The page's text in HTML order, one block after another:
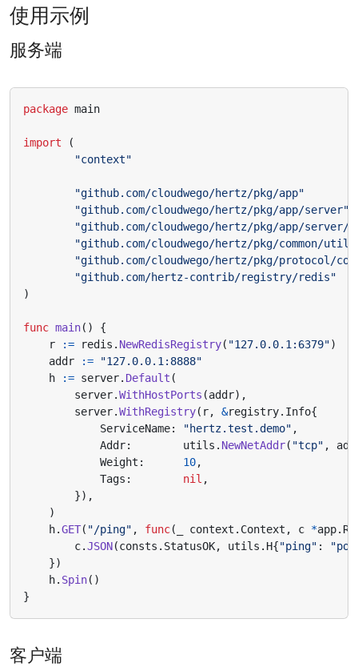
使用示例
服务端
package main
import
(
"context"
"github.com/cloudwego/hertz/pkg/app"
"github.com/cloudwego/hertz/pkg/app/server"
"github.com/cloudwego/hertz/pkg/app/
"github.com/cloudwego/hertz/pkg/common/
"github.com/cloudwego/hertz/pkg/protocol/
"github.com/hertz-contrib/registry/redis"
)
func main()
{
r
:= redis . NewRedisRegistry( "127.0.0.1:6379")
addr
:=
"127.0.0.1:8888"
h
:= server. Default (
server.WithHostPorts (addr),
server.WithRegistry( r, &registry. Info{
ServiceName: "hertz.test.demo" ,
Addr: utils . NewNetAddr( "tcp" ,
Weight : 10,
Tags : nil ,
}),
)
h.GET( "/ping" , func( context . Context , c *app.
c.JSON(consts . StatusOK, utils . H{"ping" :
})
h. Spin()
}
客户端